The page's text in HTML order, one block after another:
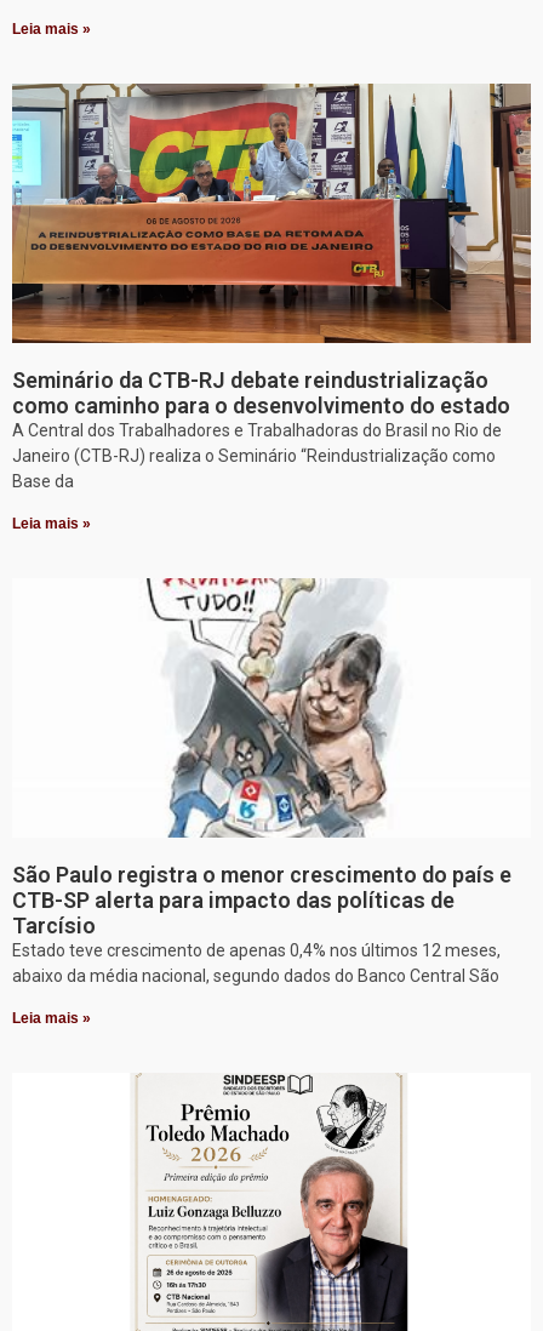
Leia mais »
Seminário da CTB-RJ debate reindustrialização
como caminho para o desenvolvimento do estado
A Central dos Trabalhadores e Trabalhadoras do Brasil no Rio de
Janeiro (CTB-RJ) realiza o Seminário “Reindustrialização como
Base da
Leia mais »
São Paulo registra o menor crescimento do país e
CTB-SP alerta para impacto das políticas de
Tarcísio
Estado teve crescimento de apenas 0,4% nos últimos 12 meses,
abaixo da média nacional, segundo dados do Banco Central São
Leia mais »